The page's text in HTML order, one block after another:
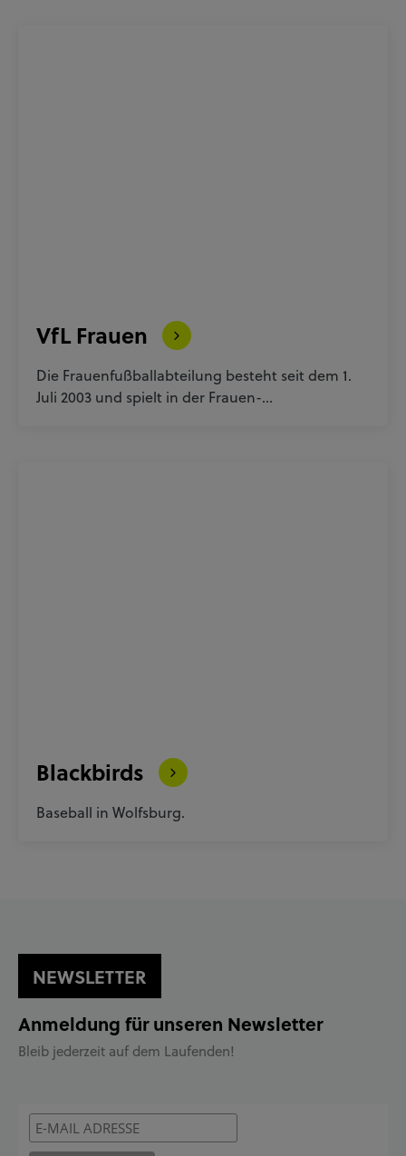
VfL Frauen
Die Frauenfußballabteilung besteht seit dem 1.
Juli 2003 und spielt in der Frauen-…
Blackbirds
Baseball in Wolfsburg.
NEWSLETTER
Anmeldung für unseren Newsletter
Bleib jederzeit auf dem Laufenden!